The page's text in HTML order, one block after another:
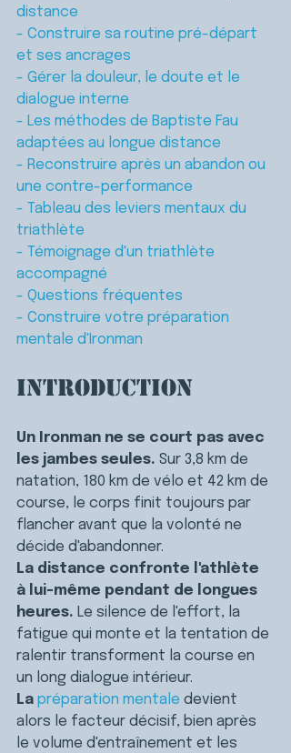
distance
- Construire sa routine pré-départ
et ses ancrages
- Gérer la douleur, le doute et le
dialogue interne
- Les méthodes de Baptiste Fau
adaptées au longue distance
- Reconstruire après un abandon ou
une contre-performance
- Tableau des leviers mentaux du
triathlète
- Témoignage d'un triathlète
accompagné
- Questions fréquentes
- Construire votre préparation
mentale d'Ironman
Introduction
Un Ironman ne se court pas avec
les jambes seules. Sur 3,8 km de
natation, 180 km de vélo et 42 km de
course, le corps finit toujours par
flancher avant que la volonté ne
décide d'abandonner.
La distance confronte l'athlète
à lui-même pendant de longues
heures. Le silence de l'effort, la
fatigue qui monte et la tentation de
ralentir transforment la course en
un long dialogue intérieur.
La préparation mentale devient
alors le facteur décisif, bien après
le volume d'entraînement et les